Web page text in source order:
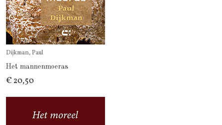
Dijkman, Paul
Het mannenmoeras
€ 20,50